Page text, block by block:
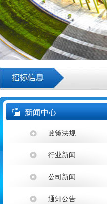
新闻中心
政策法规
行业新闻
公司新闻
通知公告